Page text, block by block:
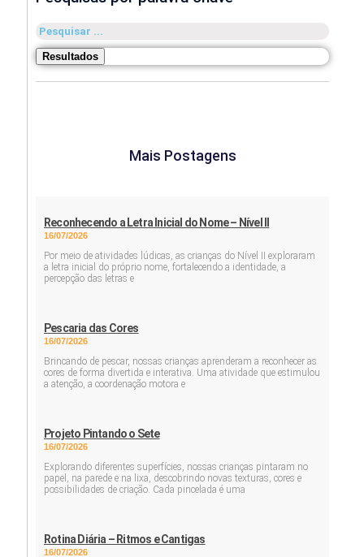
Pesquisar
...
Resultados
Mais Postagens
Reconhecendo a Letra Inicial do Nome – Nível II
16/07/2026
Por meio de atividades lúdicas, as crianças do Nível II exploraram
a letra inicial do próprio nome, fortalecendo a identidade, a
percepção das letras e
Pescaria das Cores
16/07/2026
Brincando de pescar, nossas crianças aprenderam a reconhecer as
cores de forma divertida e interativa. Uma atividade que estimulou
a atenção, a coordenação motora e
Projeto Pintando o Sete
16/07/2026
Explorando diferentes superfícies, nossas crianças pintaram no
papel, na parede e na lixa, descobrindo novas texturas, cores e
possibilidades de criação. Cada pincelada é uma
Rotina Diária – Ritmos e Cantigas
16/07/2026